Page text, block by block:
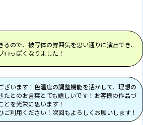
るので、被写体の雰囲気を思い通りに演出でき、
ロっぽくなりました！
ざいます！色温度の調整機能を活かして、理想の
たとのお言葉とても嬉しいです！お客様の作品づ
とを光栄に思います！
ご利用ください！次回もよろしくお願いします！